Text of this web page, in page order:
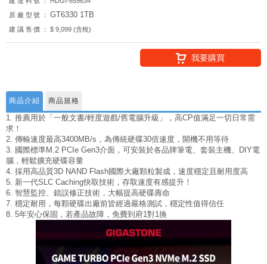
原廠型號：
GT6330 1TB
建議售價： $ 9,099 (含稅)
我要購買
商品介紹 商品規格
1. 推薦用於「一般文書/輕度遊戲/舊電腦升級」，高CP值滿足一切日常需
求！
2. 傳輸速度最高3400MB/s，為傳統硬碟30倍速度，開機不用等待
3. 國際標準M.2 PCIe Gen3介面，可安裝於各品牌筆電、套裝主機、DIY電
腦，輕鬆擴充硬碟容量
4. 採用高品質3D NAND Flash國際大廠顆粒製成，速度穩定且耐用度高
5. 新一代SLC Caching快取技術，存取速度有感提升！
6. 智慧監控、錯誤修正技術，大幅提高硬碟壽命
7. 穩定耐用，每顆硬碟出廠前皆經過嚴格測試，穩定性值得信任
8. 5年安心保固，若產品故障，免費到府1對1換